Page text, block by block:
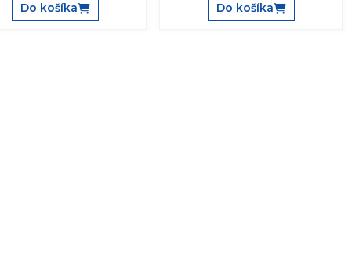
Do košíka Do košíka